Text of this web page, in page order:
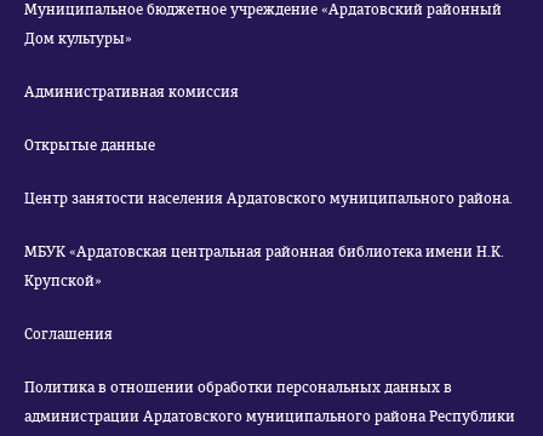
Муниципальное бюджетное учреждение «Ардатовский районный
Дом культуры»
Административная комиссия
Открытые данные
Центр занятости населения Ардатовского муниципального района.
МБУК «Ардатовская центральная районная библиотека имени Н.К.
Крупской»
Соглашения
Политика в отношении обработки персональных данных в
администрации Ардатовского муниципального района Республики